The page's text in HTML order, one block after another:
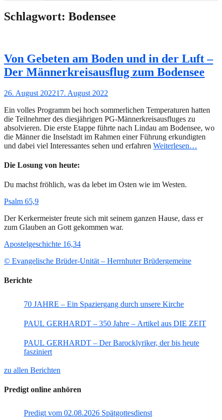
Schlagwort: Bodensee
Von Gebeten am Boden und in der Luft –
Der Männerkreisausflug zum Bodensee
Gepostet
26. August 202217. August 2022
Ein volles Programm bei hoch sommerlichen Temperaturen hatten
die Teilnehmer des diesjährigen PG-Männerkreisausfluges zu
absolvieren. Die erste Etappe führte nach Lindau am Bodensee, wo
die Männer die Inselstadt im Rahmen einer Führung erkundigten
und dabei viel Interessantes sehen und erfahren Weiterlesen…
Die Losung von heute:
Du machst fröhlich, was da lebet im Osten wie im Westen.
Psalm 65,9
Der Kerkermeister freute sich mit seinem ganzen Hause, dass er
zum Glauben an Gott gekommen war.
Apostelgeschichte 16,34
© Evangelische Brüder-Unität – Herrnhuter Brüdergemeine
Berichte
70 JAHRE – Ein Spaziergang durch unsere Kirche
PAUL GERHARDT – 350 Jahre – Artikel aus DIE ZEIT
PAUL GERHARDT – Der Barocklyriker, der bis heute
fasziniert
zu allen Berichten
Predigt online anhören
Predigt vom 02.08.2026 Spätgottesdienst